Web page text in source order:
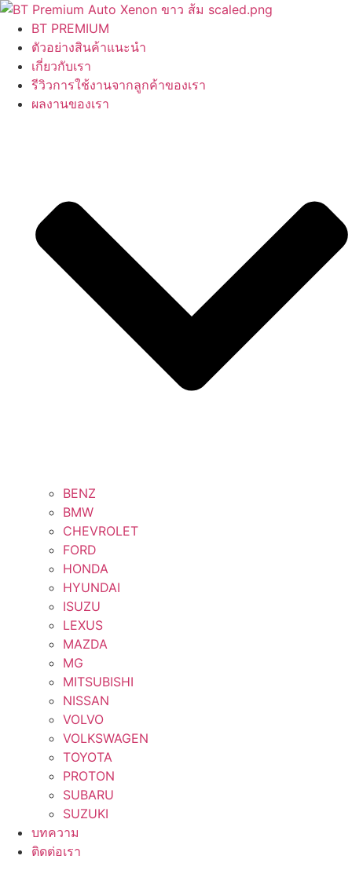
Skip
content
BT PREMIUM
ตัวอย่างสินค้าแนะนำ
เกี่ยวกับเรา
รีวิวการใช้งานจากลูกค้าของเรา
ผลงานของเรา
BENZ
BMW
CHEVROLET
FORD
HONDA
HYUNDAI
ISUZU
LEXUS
MAZDA
MG
MITSUBISHI
NISSAN
VOLVO
VOLKSWAGEN
TOYOTA
PROTON
SUBARU
SUZUKI
บทความ
ติดต่อเรา